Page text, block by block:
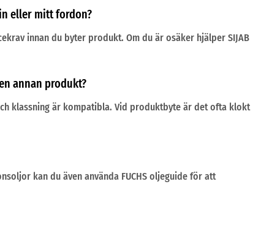
eller mitt fordon?
innan du byter produkt. Om du är osäker hjälper SIJAB
annan produkt?
klassning är kompatibla. Vid produktbyte är det ofta klokt
kan du även använda FUCHS oljeguide för att